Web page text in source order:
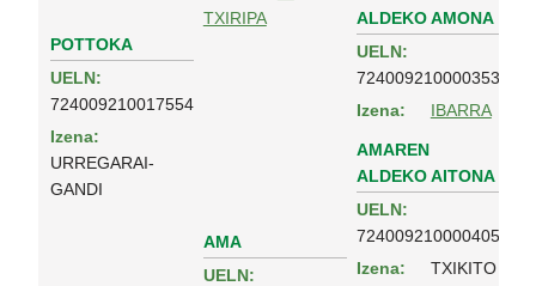
POTTOKA
UELN:
724009210017554
Izena:
URREGARAI-
GANDI
TXIRIPA
ALDEKO AMONA
UELN:
724009210000353
Izena:
IBARRA
AMA
UELN:
AMAREN
ALDEKO AITONA
UELN:
724009210000405
Izena:
TXIKITO